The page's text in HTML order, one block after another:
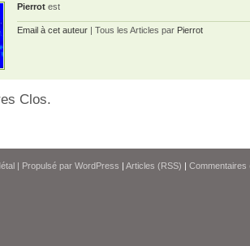
Pierrot est
Email à cet auteur | Tous les Articles par Pierrot
Clos.
| Propulsé par WordPress | Articles (RSS) | Commentaires